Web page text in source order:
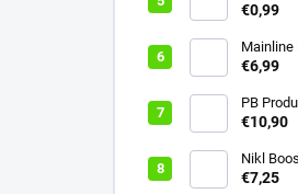
swiger
€0,99
Mainline
€6,99
PB
Wrap
€10,90
Nikl
€7,25